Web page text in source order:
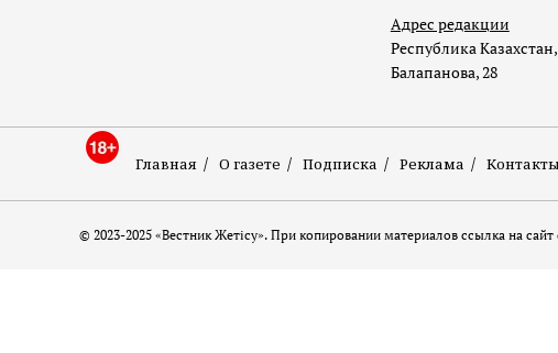
Адрес редакции
Республика
Балапанова, 28
Главная О газете Подписка Реклама Контакты
© 2023-2025 «Вестник Жетісу». При копировании материалов ссылка на сайт